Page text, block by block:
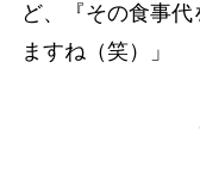
ど、『その食事
ますね（笑）」